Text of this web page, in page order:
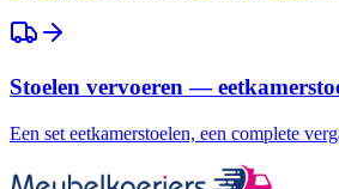
Stoelen vervoeren —
Een set eetkamerstoelen, een complete